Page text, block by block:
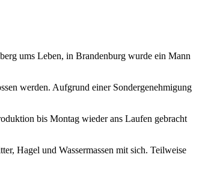
ums Leben, in Brandenburg wurde ein Mann
werden. Aufgrund einer Sondergenehmigung
bis Montag wieder ans Laufen gebracht
Hagel und Wassermassen mit sich. Teilweise